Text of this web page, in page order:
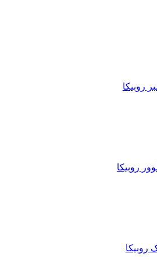
روبیکا
روبیکا
روبیکا